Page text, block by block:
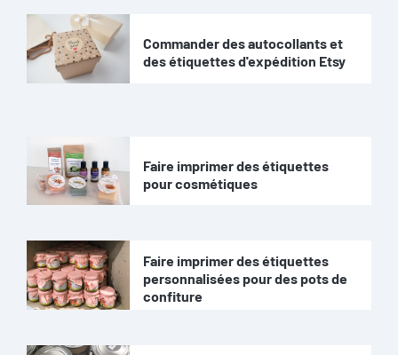
Commander des autocollants et
des étiquettes d'expédition Etsy
Faire imprimer des étiquettes
pour cosmétiques
Faire imprimer des étiquettes
personnalisées pour des pots de
confiture